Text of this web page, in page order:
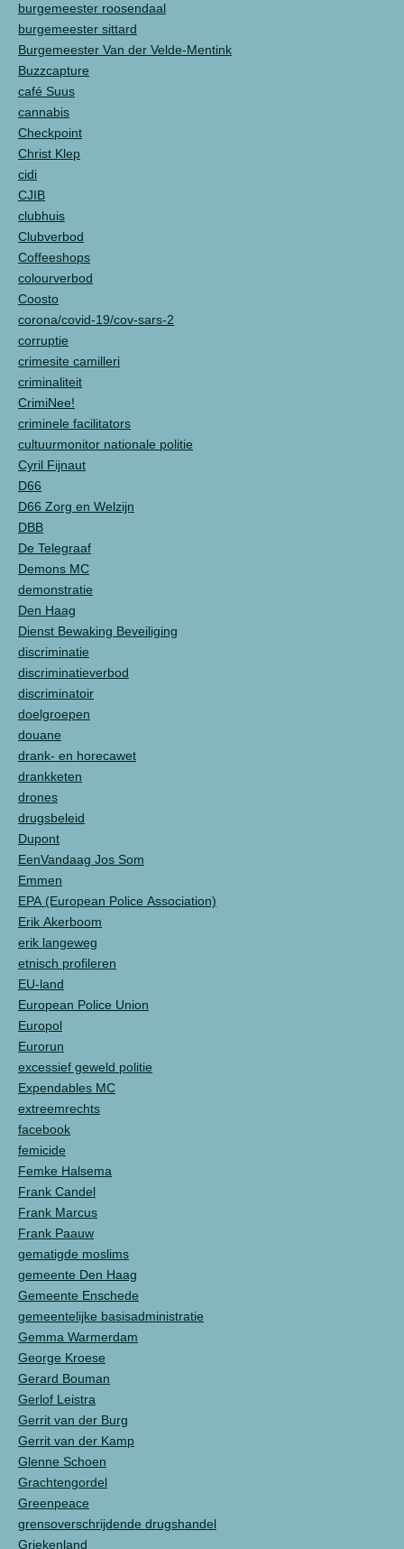
burgemeester roosendaal
burgemeester sittard
Burgemeester Van der Velde-Mentink
Buzzcapture
café Suus
cannabis
Checkpoint
Christ Klep
cidi
CJIB
clubhuis
Clubverbod
Coffeeshops
colourverbod
Coosto
corona/covid-19/cov-sars-2
corruptie
crimesite camilleri
criminaliteit
CrimiNee!
criminele facilitators
cultuurmonitor nationale politie
Cyril Fijnaut
D66
D66 Zorg en Welzijn
DBB
De Telegraaf
Demons MC
demonstratie
Den Haag
Dienst Bewaking Beveiliging
discriminatie
discriminatieverbod
discriminatoir
doelgroepen
douane
drank- en horecawet
drankketen
drones
drugsbeleid
Dupont
EenVandaag Jos Som
Emmen
EPA (European Police Association)
Erik Akerboom
erik langeweg
etnisch profileren
EU-land
European Police Union
Europol
Eurorun
excessief geweld politie
Expendables MC
extreemrechts
facebook
femicide
Femke Halsema
Frank Candel
Frank Marcus
Frank Paauw
gematigde moslims
gemeente Den Haag
Gemeente Enschede
gemeentelijke basisadministratie
Gemma Warmerdam
George Kroese
Gerard Bouman
Gerlof Leistra
Gerrit van der Burg
Gerrit van der Kamp
Glenne Schoen
Grachtengordel
Greenpeace
grensoverschrijdende drugshandel
Griekenland